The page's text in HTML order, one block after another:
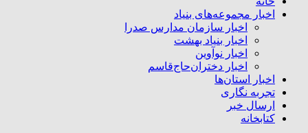
اخبار مجموعه‌های بنیاد
اخبار سازمان مدارس صدرا
اخبار بنیاد بهشت
اخبار نوآوین
اخبار دختران‌حاج‌قاسم
اخبار استان‌ها
تجربه نگاری
ارسال خبر
کتابخانه